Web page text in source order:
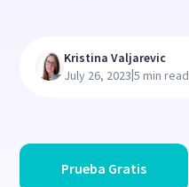
Prueba Gratis
Kristina Valjarevic
July 26, 2023|5 min read